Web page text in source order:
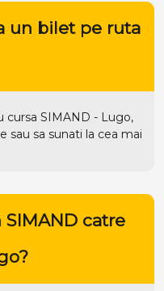
un bilet pe ruta
cursa SIMAND - Lugo,
sau sa sunati la cea mai
catre